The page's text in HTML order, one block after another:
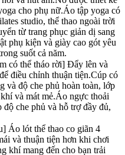
cho phụ nữ.Áo tập yoga có
studio, thể thao ngoài trời
từ trang phục giản dị sang
phụ kiện và giày cao gót yêu
suốt cả năm.
có thể tháo rời] Đẩy lên và
điều chỉnh thuận tiện.Cúp có
và độ che phủ hoàn toàn, lớp
và mát mẻ.Áo ngực thoải
che phủ và hỗ trợ đầy đủ,
Áo lót thể thao co giãn 4
và thuận tiện hơn khi chơi
khí mang đến cho bạn trải